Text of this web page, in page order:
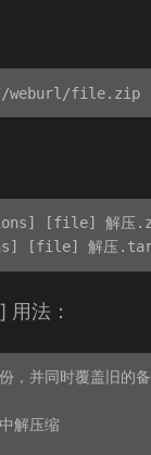
$wget http://weburl/file.zip
[file] 解压
法：
，并同时覆盖旧的
解压缩